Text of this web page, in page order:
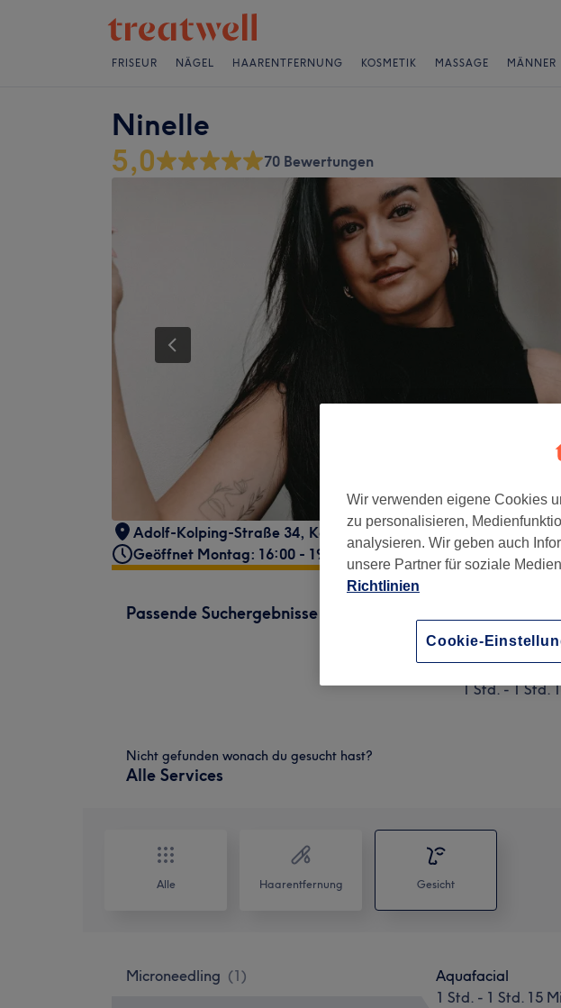
FRISEUR NÄGEL HAARENTFERNUNG KOSMETIK MASSAGE MÄNNER
Ninelle
5,0 70 Bewertungen
Adolf-Kolping-Straße 34, Kempen , 47906
Geöffnet Montag: 16:00 - 19:00
Passende Suchergebnisse
2 Std. - 2 Std.
Aquafacial
1 Std. - 1 Std.
Nicht gefunden wonach du gesucht hast?
Alle Services
Alle Haarentfernung Gesicht
Microneedling (1)
Aquafacial
1 Std. - 1 Std. 15
Wir verwenden eigene Cookies
zu personalisieren,
analysieren. Wir geben auch
unsere Partner für soziale
Richtlinien
Cookie-